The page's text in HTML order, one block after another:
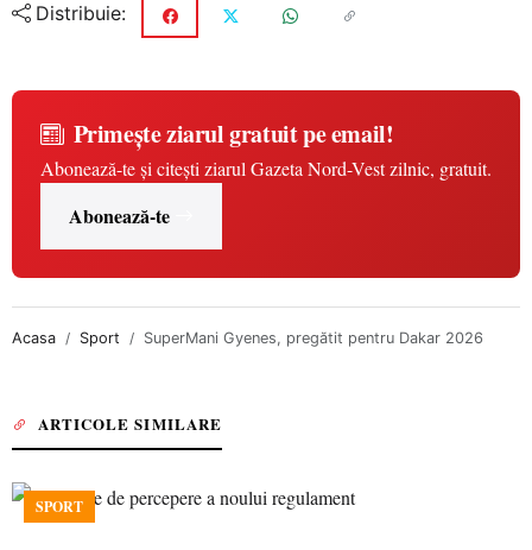
Distribuie:
Primește ziarul gratuit pe email!
Abonează-te și citești ziarul Gazeta Nord-Vest zilnic, gratuit.
Abonează-te
Acasa Sport SuperMani Gyenes, pregătit pentru Dakar 2026
ARTICOLE SIMILARE
SPORT